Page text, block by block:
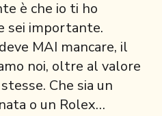
è che io ti ho
sei importante.
MAI mancare, il
noi, oltre al valore
Che sia un
o un Rolex…